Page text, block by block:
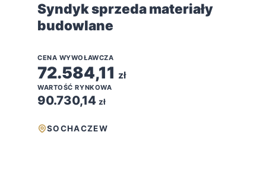
Syndyk sprzeda materiały
budowlane
CENA WYWOŁAWCZA
72.584,11 zł
WARTOŚĆ RYNKOWA
90.730,14 zł
SOCHACZEW